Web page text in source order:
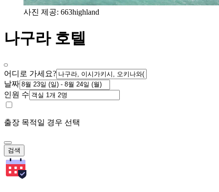
사진 제공: 663highland
나구라 호텔
어디로 가세요?
날짜
인원 수
출장 목적일 경우 선택
검색